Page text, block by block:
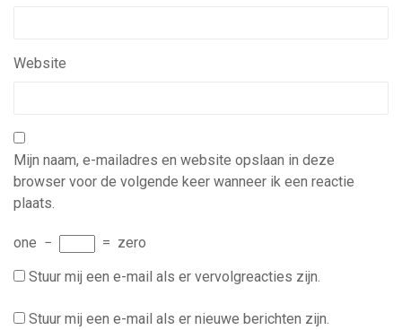
Website
Mijn naam, e-mailadres en website opslaan in deze
browser voor de volgende keer wanneer ik een reactie
plaats.
one − = zero
Stuur mij een e-mail als er vervolgreacties zijn.
Stuur mij een e-mail als er nieuwe berichten zijn.